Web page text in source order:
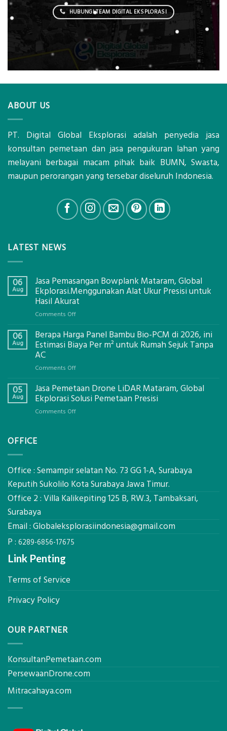
HUBUNGI TEAM DIGITAL EKSPLORASI
ABOUT US
PT. Digital Global Eksplorasi adalah penyedia jasa
konsultan pemetaan dan jasa pengukuran lahan yang
melayani berbagai macam pihak baik BUMN, Swasta,
maupun perorangan yang tersebar diseluruh Indonesia.
LATEST NEWS
06
Aug
Jasa Pemasangan Bowplank Mataram, Global
Ekplorasi.Menggunakan Alat Ukur Presisi untuk
Hasil Akurat
Comments Offon
Pemasangan
Bowplank
Ukur
Presisi
untuk
06
Aug
Berapa Harga Panel Bambu Bio-PCM di 2026, ini
Estimasi Biaya Per m² untuk Rumah Sejuk Tanpa
AC
Comments Offon
Harga
Panel
Biaya
Per
untuk
Sejuk
Tanpa
05
Aug
Jasa Pemetaan Drone LiDAR Mataram, Global
Ekplorasi Solusi Pemetaan Presisi
Comments Offon
Global
Solusi
Pemetaan
OFFICE
Office : Semampir selatan No. 73 GG 1-A, Surabaya
Keputih Sukolilo Kota Surabaya Jawa Timur.
Office 2 : Villa Kalikepiting 125 B, RW.3, Tambaksari,
Surabaya
Email : Globaleksplorasiindonesia@gmail.com
P : 6289-6856-17675
Link Penting
Terms of Service
Privacy Policy
OUR PARTNER
KonsultanPemetaan.com
PersewaanDrone.com
Mitracahaya.com